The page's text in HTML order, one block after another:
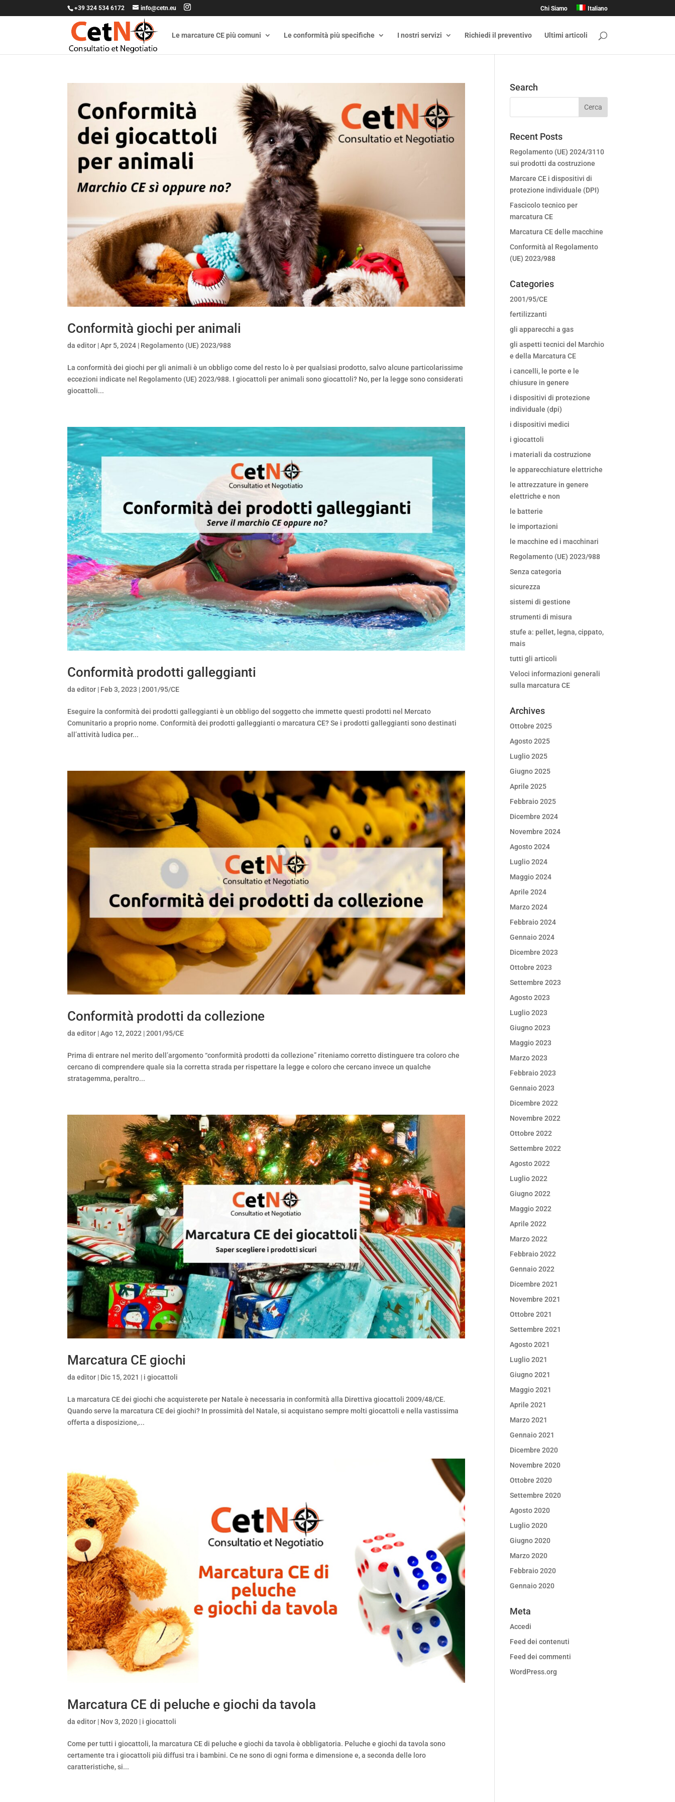
+39 324 534 6172 info@cetn.eu Chi Siamo Italiano
Le marcature CE più comuni Le conformità più specifiche I nostri servizi Richiedi il preventivo Ultimi articoli
Conformità giochi per animali
daeditor |Apr 5, 2024 | Regolamento (UE) 2023/988
La conformità dei giochi per gli animali è un obbligo come del resto lo è per qualsiasi prodotto, salvo alcune particolarissime
eccezioni indicate nel Regolamento (UE) 2023/988. I giocattoli per animali sono giocattoli? No, per la legge sono considerati
giocattoli...
Conformità prodotti galleggianti
daeditor | Feb 3, 2023 |2001/95/CE
Eseguire la conformità dei prodotti galleggianti è un obbligo del soggetto che immette questi prodotti nel Mercato
Comunitario a proprio nome. Conformità dei prodotti galleggianti o marcatura CE? Se i prodotti galleggianti sono destinati
all’attività ludica per...
Conformità prodotti da collezione
daeditor |Ago 12, 2022 |2001/95/CE
Prima di entrare nel merito dell’argomento “conformità prodotti da collezione” riteniamo corretto distinguere tra coloro che
cercano di comprendere quale sia la corretta strada per rispettare la legge e coloro che cercano invece un qualche
stratagemma, peraltro...
Marcatura CE giochi
daeditor | Dic 15, 2021 | i giocattoli
La marcatura CE dei giochi che acquisterete per Natale è necessaria in conformità alla Direttiva giocattoli 2009/48/CE.
Quando serve la marcatura CE dei giochi? In prossimità del Natale, si acquistano sempre molti giocattoli e nella vastissima
offerta a disposizione,...
Marcatura CE di peluche e giochi da tavola
daeditor | Nov 3, 2020 | i giocattoli
Come per tutti i giocattoli, la marcatura CE di peluche e giochi da tavola è obbligatoria. Peluche e giochi da tavola sono
certamente tra i giocattoli più diffusi tra i bambini. Ce ne sono di ogni forma e dimensione e, a seconda delle loro
caratteristiche, si...
Search
Recent Posts
Regolamento (UE) 2024/3110
sui prodotti da costruzione
Marcare CE i dispositivi di
protezione individuale (DPI)
Fascicolo tecnico per
marcatura CE
Marcatura CE delle macchine
Conformità al Regolamento
(UE) 2023/988
Categories
2001/95/CE
fertilizzanti
gli apparecchi a gas
gli aspetti tecnici del Marchio
e della Marcatura CE
i cancelli, le porte e le
chiusure in genere
i dispositivi di protezione
individuale (dpi)
i dispositivi medici
i giocattoli
i materiali da costruzione
le apparecchiature elettriche
le attrezzature in genere
elettriche e non
le batterie
le importazioni
le macchine ed i macchinari
Regolamento (UE) 2023/988
Senza categoria
sicurezza
sistemi di gestione
strumenti di misura
stufe a: pellet, legna, cippato,
mais
tutti gli articoli
Veloci informazioni generali
sulla marcatura CE
Archives
Ottobre 2025
Agosto 2025
Luglio 2025
Giugno 2025
Aprile 2025
Febbraio 2025
Dicembre 2024
Novembre 2024
Agosto 2024
Luglio 2024
Maggio 2024
Aprile 2024
Marzo 2024
Febbraio 2024
Gennaio 2024
Dicembre 2023
Ottobre 2023
Settembre 2023
Agosto 2023
Luglio 2023
Giugno 2023
Maggio 2023
Marzo 2023
Febbraio 2023
Gennaio 2023
Dicembre 2022
Novembre 2022
Ottobre 2022
Settembre 2022
Agosto 2022
Luglio 2022
Giugno 2022
Maggio 2022
Aprile 2022
Marzo 2022
Febbraio 2022
Gennaio 2022
Dicembre 2021
Novembre 2021
Ottobre 2021
Settembre 2021
Agosto 2021
Luglio 2021
Giugno 2021
Maggio 2021
Aprile 2021
Marzo 2021
Gennaio 2021
Dicembre 2020
Novembre 2020
Ottobre 2020
Settembre 2020
Agosto 2020
Luglio 2020
Giugno 2020
Marzo 2020
Febbraio 2020
Gennaio 2020
Meta
Accedi
Feed dei contenuti
Feed dei commenti
WordPress.org